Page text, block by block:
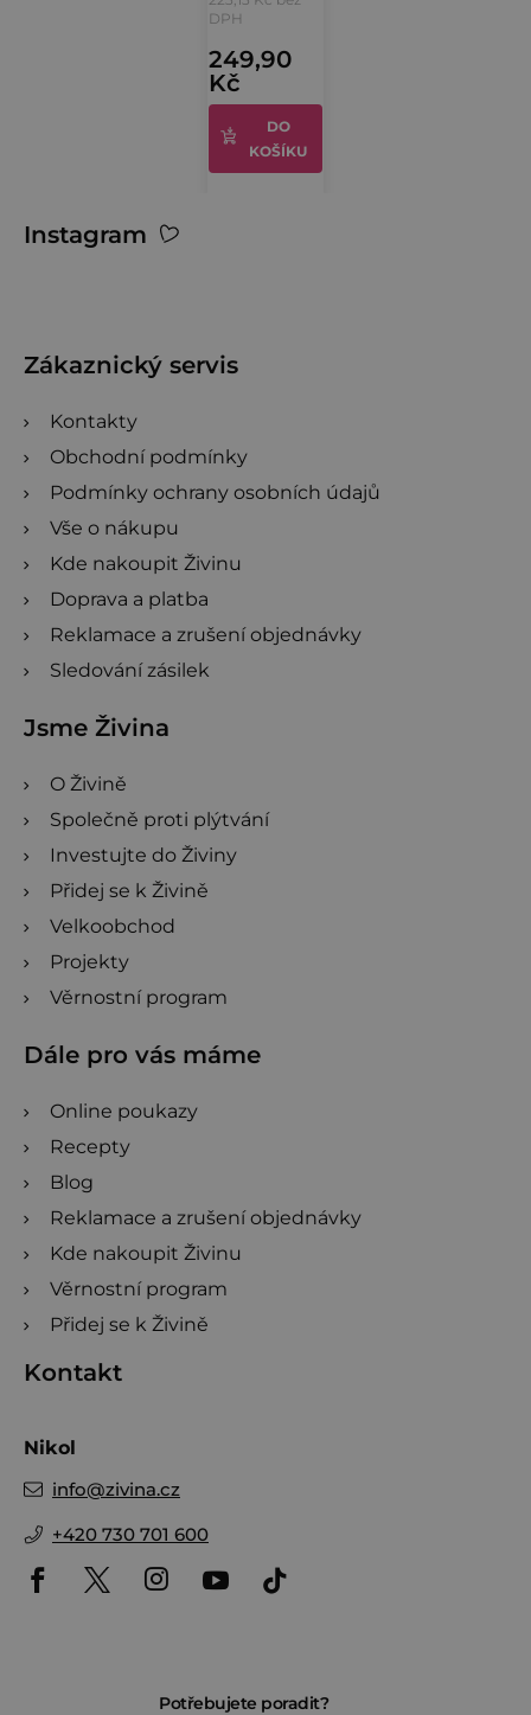
je
4,0
z
5
hvězdiček.
DPH
249,90
Kč
DO
KOŠÍKU
Instagram
Zákaznický servis
Kontakty
Obchodní podmínky
Podmínky ochrany osobních údajů
Vše o nákupu
Kde nakoupit Živinu
Doprava a platba
Reklamace a zrušení objednávky
Sledování zásilek
Jsme Živina
O Živině
Společně proti plýtvání
Investujte do Živiny
Přidej se k Živině
Velkoobchod
Projekty
Věrnostní program
Dále pro vás máme
Online poukazy
Recepty
Blog
Reklamace a zrušení objednávky
Kde nakoupit Živinu
Věrnostní program
Přidej se k Živině
Kontakt
Nikol
info@zivina.cz
+420 730 701 600
Potřebujete poradit?